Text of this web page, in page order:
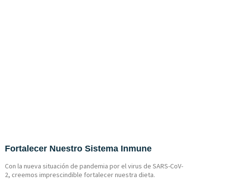
Fortalecer Nuestro Sistema Inmune
Con la nueva situación de pandemia por el virus de SARS-CoV-
2, creemos imprescindible fortalecer nuestra dieta.